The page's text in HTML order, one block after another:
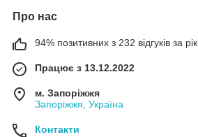
Про нас
94% позитивних з 232 відгуків за рік
Працює з 13.12.2022
м. Запоріжжя
Запоріжжя, Україна
Контакти